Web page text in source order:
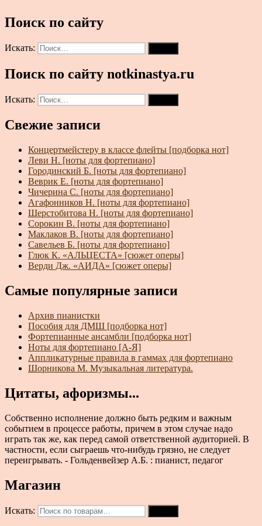
Поиск по сайту
Искать:
Поиск по сайту notkinastya.ru
Искать:
Свежие записи
Концертмейстеру в классе флейты [подборка нот]
Леви Н. [ноты для фортепиано]
Городинский Б. [ноты для фортепиано]
Веврик Е. [ноты для фортепиано]
Чичерина С. [ноты для фортепиано]
Агафонников Н. [ноты для фортепиано]
Шерстобитова Н. [ноты для фортепиано]
Сорокин В. [ноты для фортепиано]
Маклаков В. [ноты для фортепиано]
Савельев Б. [ноты для фортепиано]
Глюк К. «АЛЬЦЕСТА» [сюжет оперы]
Верди Дж. «АИДА» [сюжет оперы]
Самые популярные записи
Архив пианистки
Пособия для ДМШ [подборка нот]
Фортепианные ансамбли [подборка нот]
Ноты для фортепиано [А-Я]
Аппликатурные правила в гаммах для фортепиано
Шорникова М. Музыкальная литература.
Цитаты, афоризмы...
Собственно исполнение должно быть редким и важным
событием в процессе работы, причем в этом случае надо
играть так же, как перед самой ответственной аудиторией. В
частности, если сыграешь что-нибудь грязно, не следует
переигрывать. - Гольденвейзер А.Б. : пианист, педагог
Магазин
Искать: